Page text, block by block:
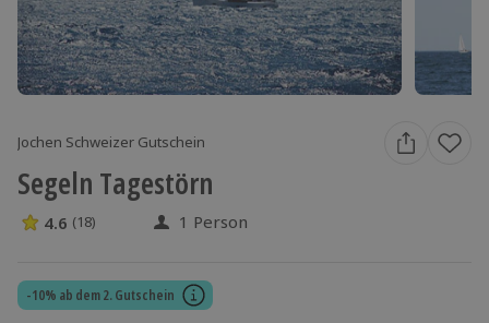
Jochen Schweizer Gutschein
Segeln Tagestörn
4.6 Sterne von 5 aus 18 Bewertungen
4.6 (18) 1 Person
-10% ab dem 2. Gutschein